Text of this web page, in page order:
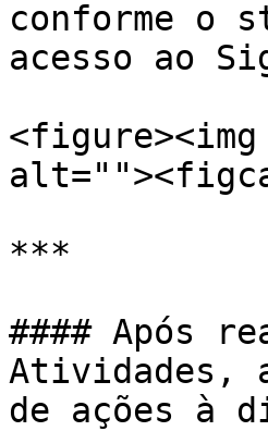
conforme o
acesso ao
***
#### Após
Atividades,
de ações à